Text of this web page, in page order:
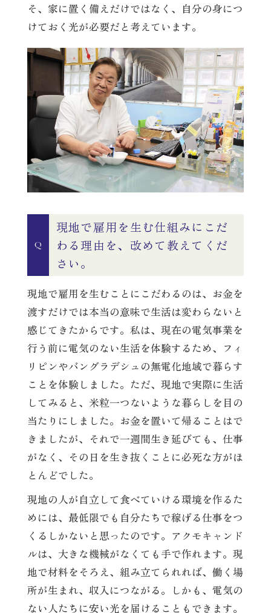
そ、家に置く備えだけではなく、自分の身につ
けておく光が必要だと考えています。
Q
現地で雇用を生む仕組みにこだ
わる理由を、改めて教えてくだ
さい。
現地で雇用を生むことにこだわるのは、お金を
渡すだけでは本当の意味で生活は変わらないと
感じてきたからです。私は、現在の電気事業を
行う前に電気のない生活を体験するため、フィ
リピンやバングラデシュの無電化地域で暮らす
ことを体験しました。ただ、現地で実際に生活
してみると、米粒一つないような暮らしを目の
当たりにしました。お金を置いて帰ることはで
きましたが、それで一週間生き延びても、仕事
がなく、その日を生き抜くことに必死な方がほ
とんどでした。
現地の人が自立して食べていける環境を作るた
めには、最低限でも自分たちで稼げる仕事をつ
くるしかないと思ったのです。アクモキャンド
ルは、大きな機械がなくても手で作れます。現
地で材料をそろえ、組み立てられれば、働く場
所が生まれ、収入につながる。しかも、電気の
ない人たちに安い光を届けることもできます。